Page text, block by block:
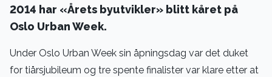
2014 har «Årets byutvikler» blitt kåret på
Oslo Urban Week.
Under Oslo Urban Week sin åpningsdag var det duket
for tiårsjubileum og tre spente finalister var klare etter at